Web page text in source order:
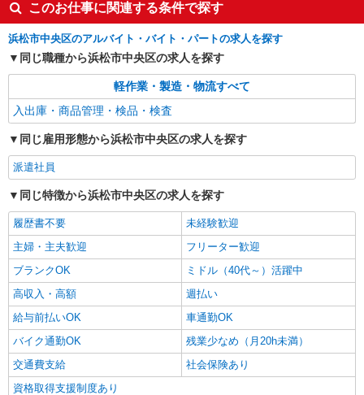
このお仕事に関連する条件で探す
浜松市中央区のアルバイト・バイト・パートの求人を探す
同じ職種から浜松市中央区の求人を探す
軽作業・製造・物流すべて
入出庫・商品管理・検品・検査
同じ雇用形態から浜松市中央区の求人を探す
派遣社員
同じ特徴から浜松市中央区の求人を探す
履歴書不要
未経験歓迎
主婦・主夫歓迎
フリーター歓迎
ブランクOK
ミドル（40代～）活躍中
高収入・高額
週払い
給与前払いOK
車通勤OK
バイク通勤OK
残業少なめ（月20h未満）
交通費支給
社会保険あり
資格取得支援制度あり